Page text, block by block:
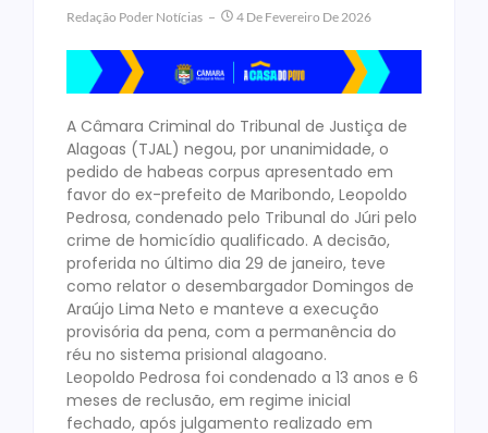
Redação Poder Notícias 4 De Fevereiro De 2026
A Câmara Criminal do Tribunal de Justiça de
Alagoas (TJAL) negou, por unanimidade, o
pedido de habeas corpus apresentado em
favor do ex-prefeito de Maribondo, Leopoldo
Pedrosa, condenado pelo Tribunal do Júri pelo
crime de homicídio qualificado. A decisão,
proferida no último dia 29 de janeiro, teve
como relator o desembargador Domingos de
Araújo Lima Neto e manteve a execução
provisória da pena, com a permanência do
réu no sistema prisional alagoano.
Leopoldo Pedrosa foi condenado a 13 anos e 6
meses de reclusão, em regime inicial
fechado, após julgamento realizado em